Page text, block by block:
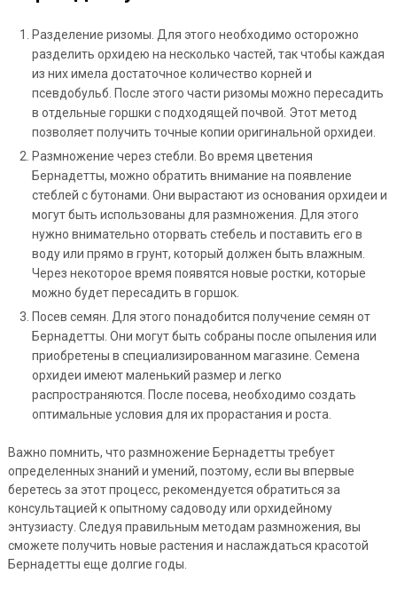
Разделение ризомы. Для этого необходимо осторожно
разделить орхидею на несколько частей, так чтобы каждая
из них имела достаточное количество корней и
псевдобульб. После этого части ризомы можно пересадить
в отдельные горшки с подходящей почвой. Этот метод
позволяет получить точные копии оригинальной орхидеи.
Размножение через стебли. Во время цветения
Бернадетты, можно обратить внимание на появление
стеблей с бутонами. Они вырастают из основания орхидеи и
могут быть использованы для размножения. Для этого
нужно внимательно оторвать стебель и поставить его в
воду или прямо в грунт, который должен быть влажным.
Через некоторое время появятся новые ростки, которые
можно будет пересадить в горшок.
Посев семян. Для этого понадобится получение семян от
Бернадетты. Они могут быть собраны после опыления или
приобретены в специализированном магазине. Семена
орхидеи имеют маленький размер и легко
распространяются. После посева, необходимо создать
оптимальные условия для их прорастания и роста.
Важно помнить, что размножение Бернадетты требует
определенных знаний и умений, поэтому, если вы впервые
беретесь за этот процесс, рекомендуется обратиться за
консультацией к опытному садоводу или орхидейному
энтузиасту. Следуя правильным методам размножения, вы
сможете получить новые растения и наслаждаться красотой
Бернадетты еще долгие годы.